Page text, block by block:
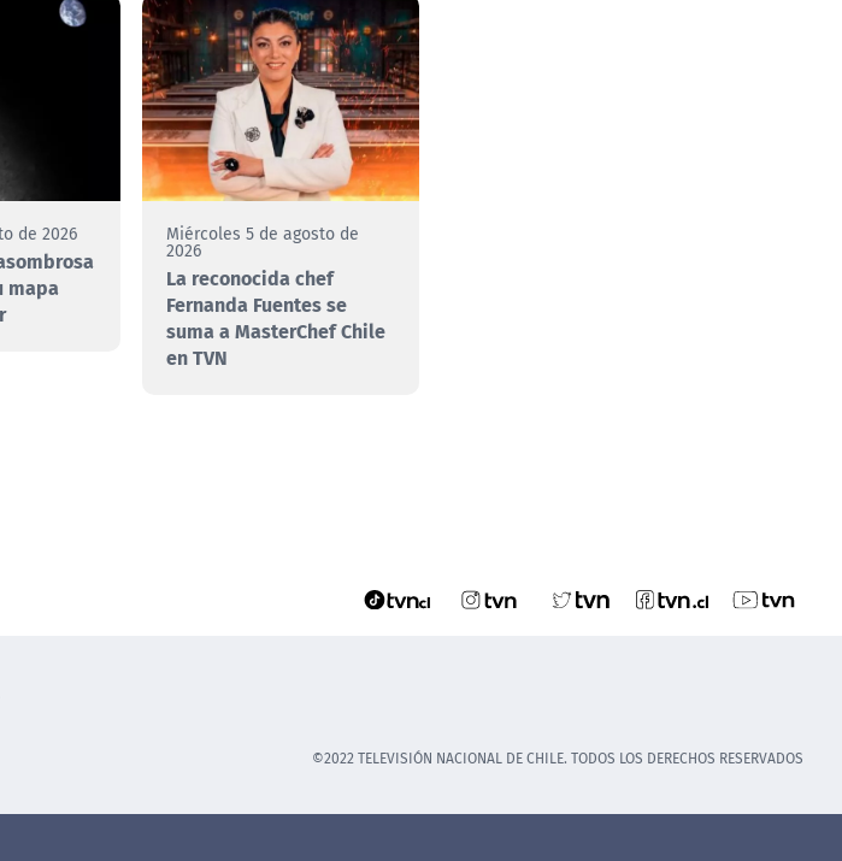
de 2026
mapa
Miércoles 5 de agosto de
2026
La reconocida chef
Fernanda Fuentes se
suma a MasterChef Chile
en TVN
©2022 TELEVISIÓN NACIONAL DE CHILE. TODOS LOS DERECHOS RESERVADOS